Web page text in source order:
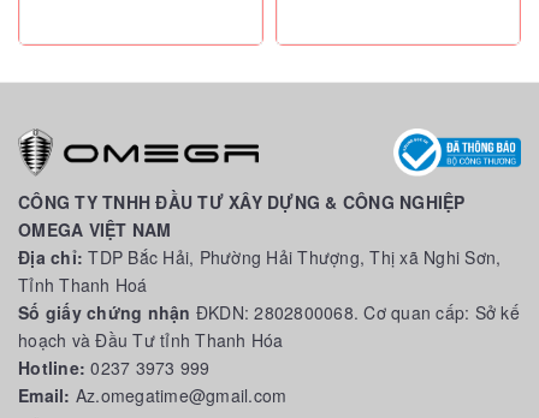
CÔNG TY TNHH ĐẦU TƯ XÂY DỰNG & CÔNG NGHIỆP
OMEGA VIỆT NAM
Địa chỉ:TDP Bắc Hải, Phường Hải Thượng, Thị xã Nghi Sơn,
Tỉnh Thanh Hoá
Số giấy chứng nhận ĐKDN: 2802800068. Cơ quan cấp: Sở kế
hoạch và Đầu Tư tỉnh Thanh Hóa
Hotline:0237 3973 999
Email: Az.omegatime@gmail.com